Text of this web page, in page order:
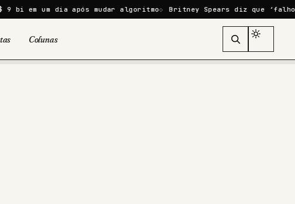
dia após mudar algoritmo Britney Spears diz que ‘falhou como
Colunas